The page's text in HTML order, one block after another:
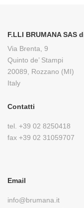
F.LLI BRUMANA SAS
Via Brenta, 9
Quinto de’ Stampi
20089, Rozzano (MI)
Italy
Contatti
tel. +39 02 8250418
fax +39 02 31059707
Email
info@brumana.it